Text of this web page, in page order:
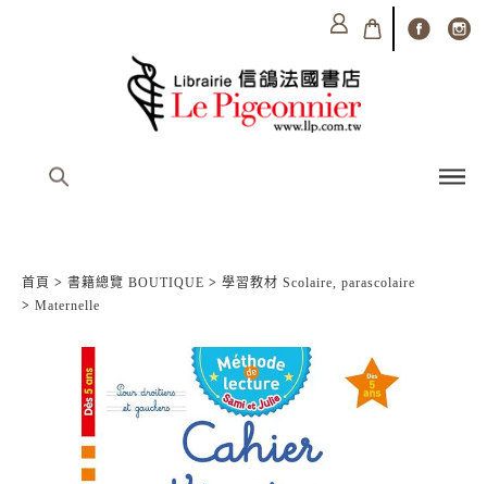
首頁 > 書籍總覽 BOUTIQUE > 學習教材 Scolaire, parascolaire
> Maternelle